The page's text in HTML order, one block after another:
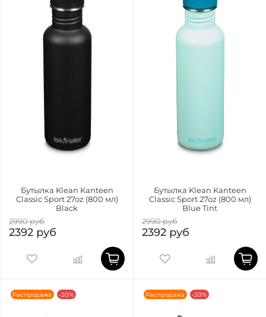
Бутылка Klean Kanteen
Classic Sport 27oz (800 мл)
Black
2990 руб
2392 руб
Бутылка Klean Kanteen
Classic Sport 27oz (800 мл)
Blue Tint
2990 руб
2392 руб
Распродажа -20% Распродажа -20%